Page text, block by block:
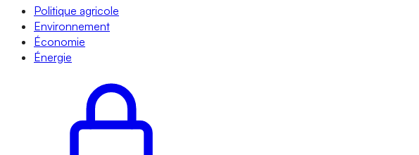
Politique agricole
Environnement
Économie
Énergie